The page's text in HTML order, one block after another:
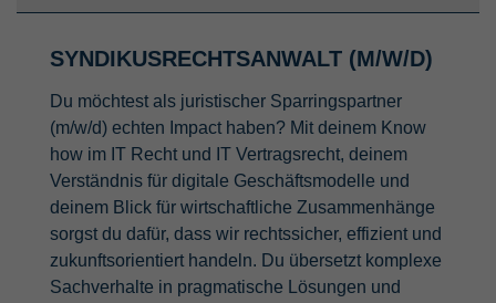
SYNDIKUSRECHTSANWALT (M/W/D)
Du möchtest als juristischer Sparringspartner
(m/w/d) echten Impact haben? Mit deinem Know
how im IT Recht und IT Vertragsrecht, deinem
Verständnis für digitale Geschäftsmodelle und
deinem Blick für wirtschaftliche Zusammenhänge
sorgst du dafür, dass wir rechtssicher, effizient und
zukunftsorientiert handeln. Du übersetzt komplexe
Sachverhalte in pragmatische Lösungen und